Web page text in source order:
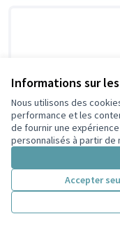
Informations sur
Nous utilisons des
performance et les
de fournir une
personnalisés à partir de
Accepter